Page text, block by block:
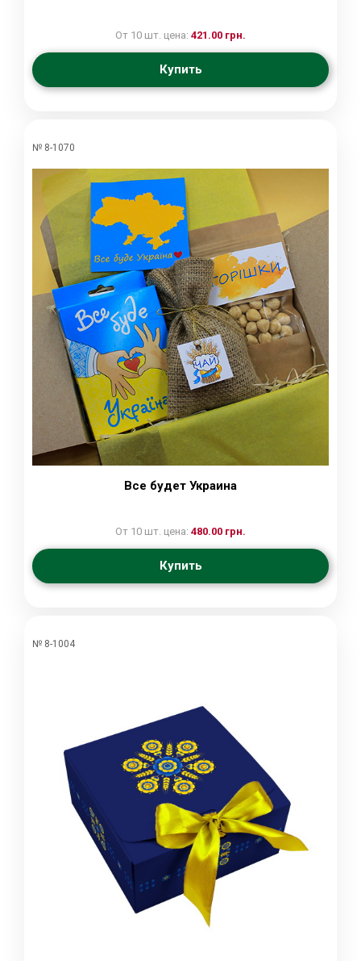
От 10 шт. цена: 421.00 грн.
Купить
№ 8-1070
Все будет Украина
От 10 шт. цена: 480.00 грн.
Купить
№ 8-1004